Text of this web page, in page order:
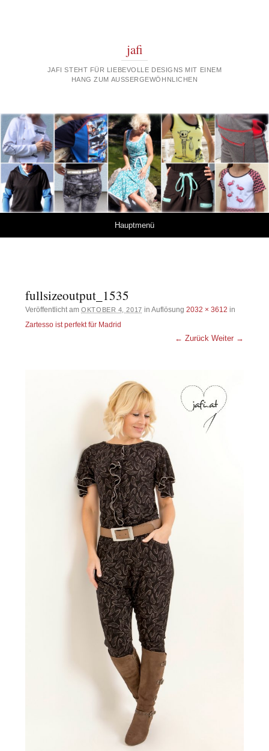
jafi
JAFI STEHT FÜR LIEBEVOLLE DESIGNS MIT EINEM
HANG ZUM AUSSERGEWÖHNLICHEN
Hauptmenü
fullsizeoutput_1535
Veröffentlicht amOKTOBER 4, 2017 in Auflösung 2032 × 3612 in
Zartesso ist perfekt für Madrid
← Zurück Weiter →